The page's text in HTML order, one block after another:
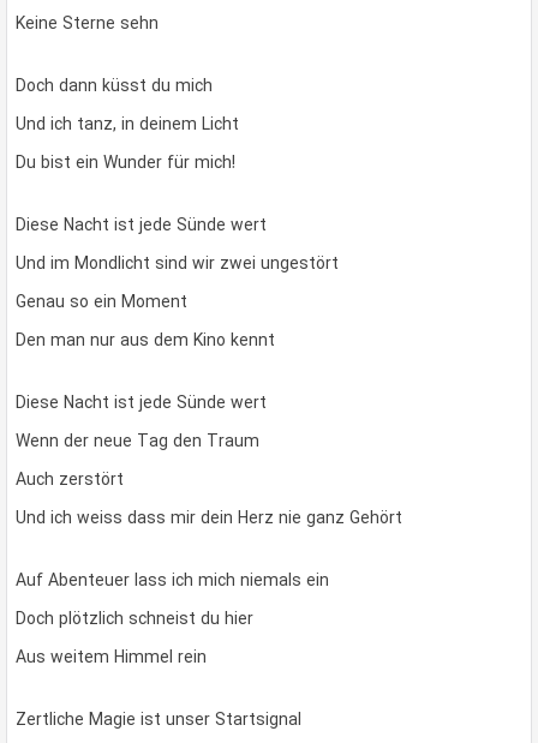
Keine Sterne sehn
Doch dann küsst du mich
Und ich tanz, in deinem Licht
Du bist ein Wunder für mich!
Diese Nacht ist jede Sünde wert
Und im Mondlicht sind wir zwei ungestört
Genau so ein Moment
Den man nur aus dem Kino kennt
Diese Nacht ist jede Sünde wert
Wenn der neue Tag den Traum
Auch zerstört
Und ich weiss dass mir dein Herz nie ganz Gehört
Auf Abenteuer lass ich mich niemals ein
Doch plötzlich schneist du hier
Aus weitem Himmel rein
Zertliche Magie ist unser Startsignal